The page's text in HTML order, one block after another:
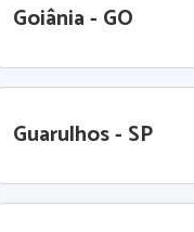
Goiânia - GO
Guarulhos - SP